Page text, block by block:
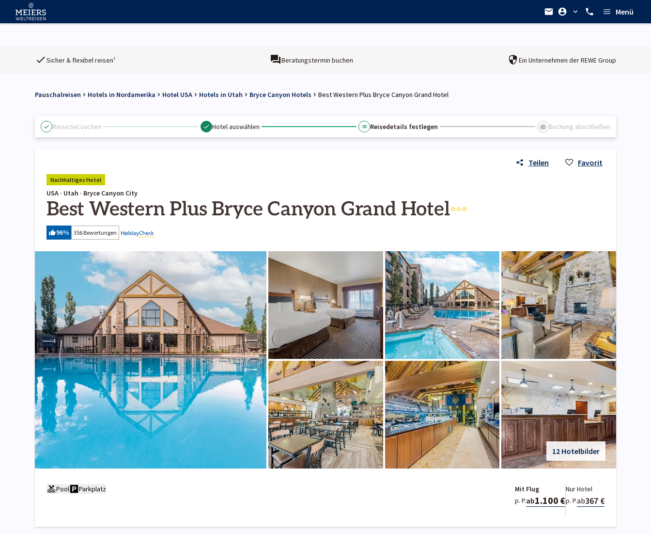
Menü
Sicher & flexibel reisen¹ Beratungstermin buchen Ein Unternehmen derREWE Group
Pauschalreisen Hotels in Nordamerika Hotel USA Hotels in Utah Bryce Canyon Hotels Best Western Plus Bryce Canyon Grand Hotel
Reiseziel suchen Hotel auswählen Reisedetails festlegen Buchung abschließen
Teilen Favorit
Nachhaltiges Hotel
USA · Utah · Bryce Canyon City
Best Western Plus Bryce Canyon Grand Hotel
96% 356 Bewertungen
12 Hotelbilder
Pool Parkplatz
Mit Flug
p. P.ab1.100 €
Nur Hotel
p. P.ab367 €